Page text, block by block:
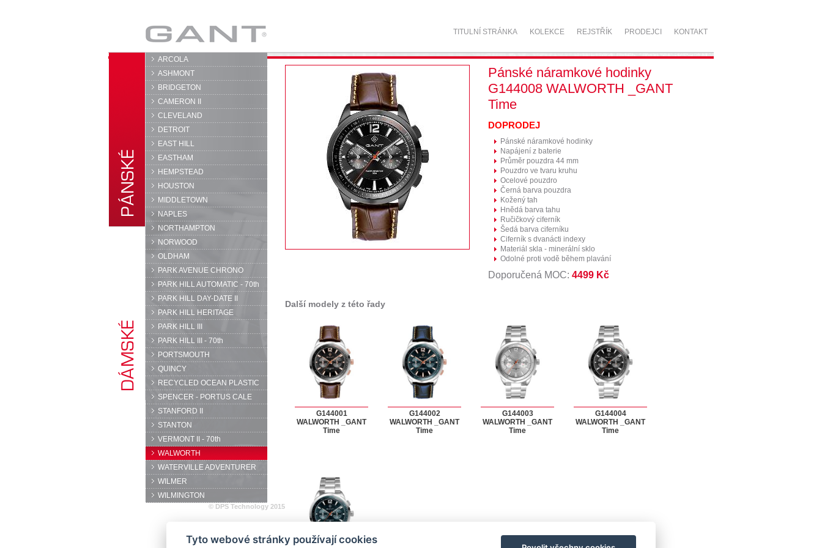
GANT TITULNÍ STRÁNKA KOLEKCE REJSTŘÍK PRODEJCI KONTAKT
ARCOLA
ASHMONT
BRIDGETON
CAMERON II
CLEVELAND
DETROIT
EAST HILL
EASTHAM
HEMPSTEAD
HOUSTON
MIDDLETOWN
NAPLES
NORTHAMPTON
NORWOOD
OLDHAM
PARK AVENUE CHRONO
PARK HILL AUTOMATIC - 70th
PARK HILL DAY-DATE II
PARK HILL HERITAGE
PARK HILL III
PARK HILL III - 70th
PORTSMOUTH
QUINCY
RECYCLED OCEAN PLASTIC
SPENCER - PORTUS CALE
STANFORD II
STANTON
VERMONT II - 70th
WALWORTH
WATERVILLE ADVENTURER
WILMER
WILMINGTON
Pánské náramkové hodinky
G144008 WALWORTH _GANT
Time
DOPRODEJ
Pánské náramkové hodinky
Napájení z baterie
Průměr pouzdra 44 mm
Pouzdro ve tvaru kruhu
Ocelové pouzdro
Černá barva pouzdra
Kožený tah
Hnědá barva tahu
Ručičkový ciferník
Šedá barva ciferníku
Ciferník s dvanácti indexy
Materiál skla - minerální sklo
Odolné proti vodě během plavání
Doporučená MOC: 4499 Kč
Další modely z této řady
G144001
WALWORTH _GANT
Time
G144002
WALWORTH _GANT
Time
G144003
WALWORTH _GANT
Time
G144004
WALWORTH _GANT
Time
© DPS Technology 2015
Tyto webové stránky používají cookies